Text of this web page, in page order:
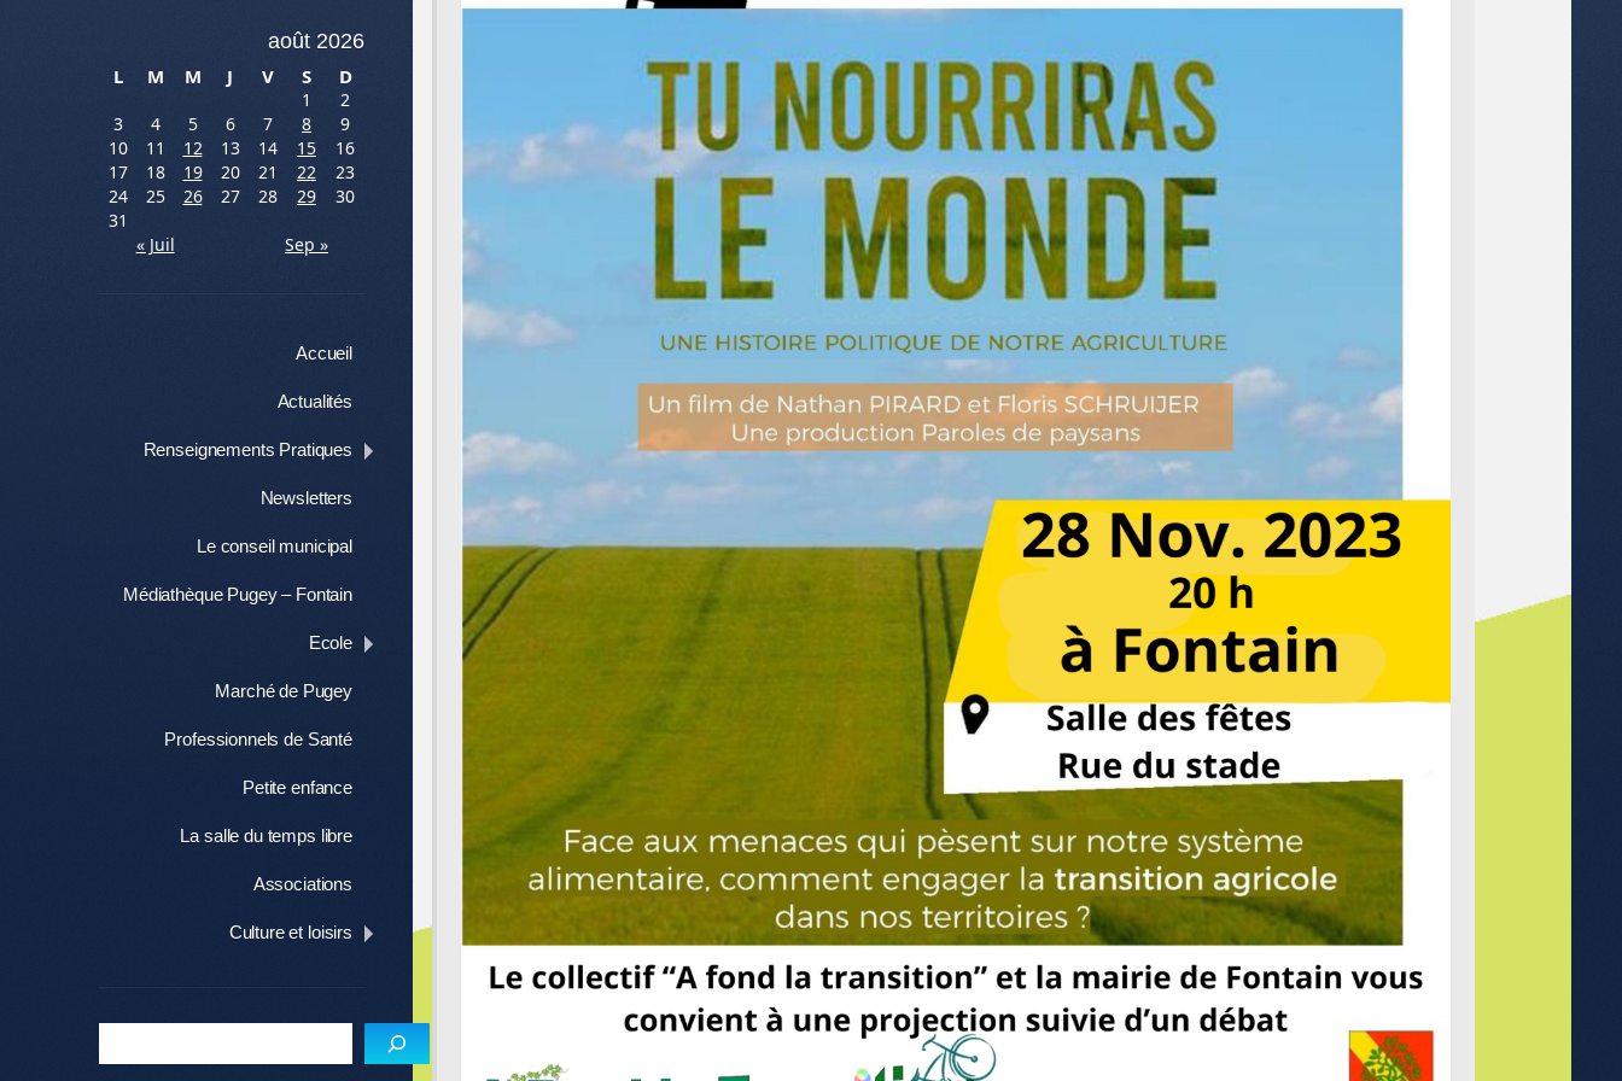
août 2026
L
M M J V S D
1
2
3
4 5 6 7 8
9
10
11 12 13 14 15
16
17
18 19 20 21 22
23
24
25 26 27 28 29
30
31
« Juil
Sep »
Accueil
Actualités
Renseignements Pratiques
Newsletters
Le conseil municipal
Médiathèque Pugey – Fontain
Ecole
Marché de Pugey
Professionnels de Santé
Petite enfance
La salle du temps libre
Associations
Culture et loisirs